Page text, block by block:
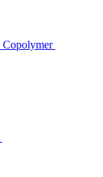
Copolymer